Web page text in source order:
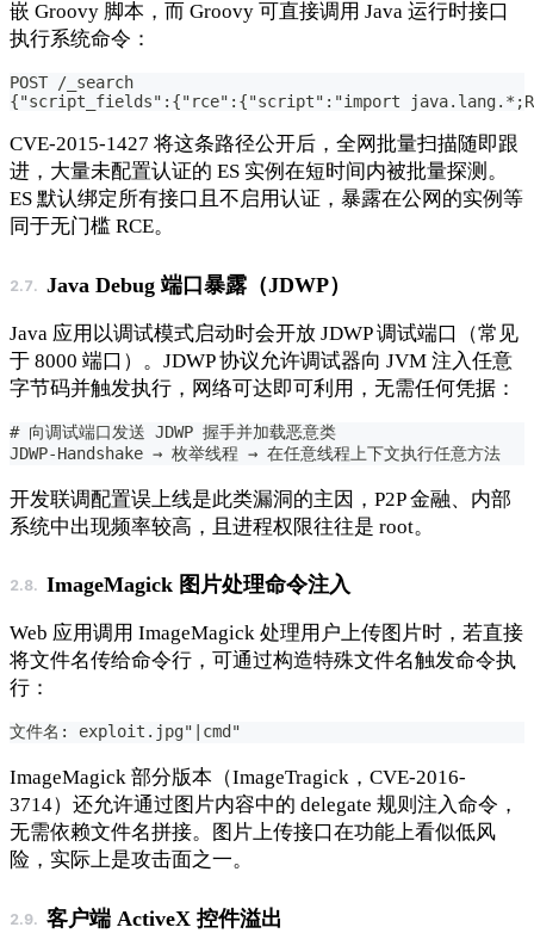
嵌 Groovy 脚本，而 Groovy 可直接调用 Java 运行时接口
执行系统命令：
POST /_search
{"script_fields":{"rce":{"script":"import
CVE-2015-1427 将这条路径公开后，全网批量扫描随即跟
进，大量未配置认证的 ES 实例在短时间内被批量探测。
ES 默认绑定所有接口且不启用认证，暴露在公网的实例等
同于无门槛 RCE。
Java Debug 端口暴露（JDWP）
Java 应用以调试模式启动时会开放 JDWP 调试端口（常见
于 8000 端口）。JDWP 协议允许调试器向 JVM 注入任意
字节码并触发执行，网络可达即可利用，无需任何凭据：
# 向调试端口发送 JDWP 握手并加载恶意类
JDWP-Handshake → 枚举线程 → 在任意线程上下文执行任意方法
开发联调配置误上线是此类漏洞的主因，P2P 金融、内部
系统中出现频率较高，且进程权限往往是 root。
ImageMagick 图片处理命令注入
Web 应用调用 ImageMagick 处理用户上传图片时，若直接
将文件名传给命令行，可通过构造特殊文件名触发命令执
行：
文件名: exploit.jpg"|cmd"
ImageMagick 部分版本（ImageTragick，CVE-2016-
3714）还允许通过图片内容中的 delegate 规则注入命令，
无需依赖文件名拼接。图片上传接口在功能上看似低风
险，实际上是攻击面之一。
客户端 ActiveX 控件溢出